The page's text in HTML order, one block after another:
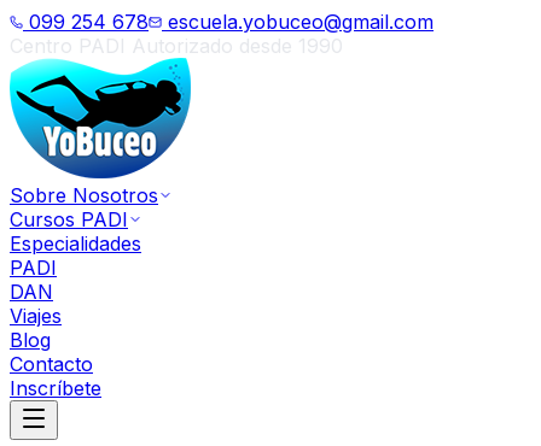
099 254 678
escuela.yobuceo@gmail.com
Centro PADI Autorizado desde 1990
Sobre Nosotros
Cursos PADI
Especialidades
PADI
DAN
Viajes
Blog
Contacto
Inscríbete